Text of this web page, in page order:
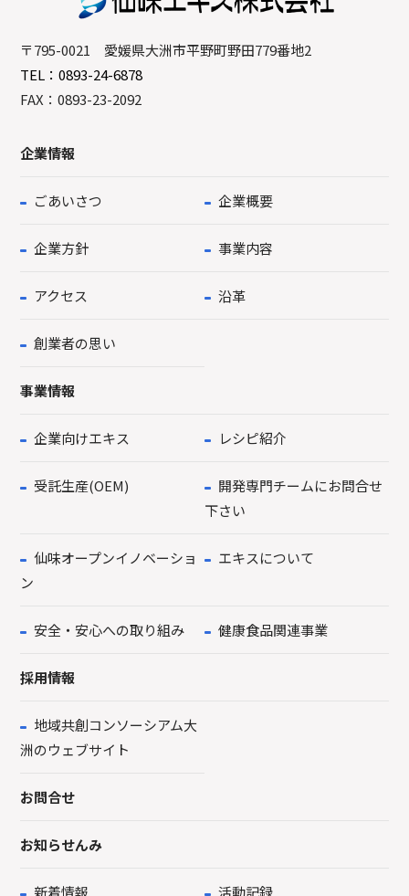
〒795-0021 愛媛県大洲市平野町野田779番地2
TEL：0893-24-6878
FAX：0893-23-2092
企業情報
ごあいさつ 企業概要
企業方針 事業内容
アクセス 沿革
創業者の思い
事業情報
企業向けエキス レシピ紹介
受託生産(OEM)
開発専門チームにお問合せ
下さい
仙味オープンイノベーショ
ン
エキスについて
安全・安心への取り組み 健康食品関連事業
採用情報
地域共創コンソーシアム大
洲のウェブサイト
お問合せ
お知らせんみ
新着情報 活動記録